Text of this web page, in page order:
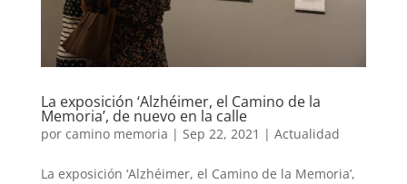
La exposición ‘Alzhéimer, el Camino de la
Memoria’, de nuevo en la calle
por camino memoria | Sep 22, 2021 | Actualidad
La exposición ‘Alzhéimer, el Camino de la Memoria’,